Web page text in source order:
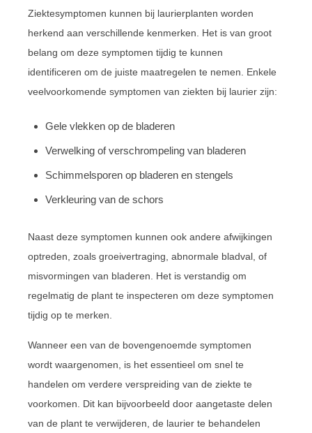
Ziektesymptomen kunnen bij laurierplanten worden
herkend aan verschillende kenmerken. Het is van groot
belang om deze symptomen tijdig te kunnen
identificeren om de juiste maatregelen te nemen. Enkele
veelvoorkomende symptomen van ziekten bij laurier zijn:
Gele vlekken op de bladeren
Verwelking of verschrompeling van bladeren
Schimmelsporen op bladeren en stengels
Verkleuring van de schors
Naast deze symptomen kunnen ook andere afwijkingen
optreden, zoals groeivertraging, abnormale bladval, of
misvormingen van bladeren. Het is verstandig om
regelmatig de plant te inspecteren om deze symptomen
tijdig op te merken.
Wanneer een van de bovengenoemde symptomen
wordt waargenomen, is het essentieel om snel te
handelen om verdere verspreiding van de ziekte te
voorkomen. Dit kan bijvoorbeeld door aangetaste delen
van de plant te verwijderen, de laurier te behandelen